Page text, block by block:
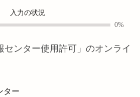
入力の状況
0%
センター使用許可 」のオンライ
ター